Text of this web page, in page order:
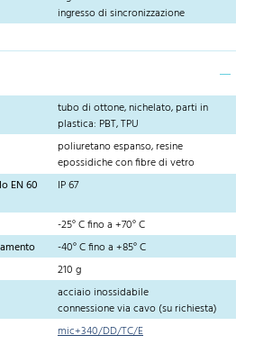
ingresso di sincronizzazione
tubo di ottone, nichelato, parti in
plastica: PBT, TPU
poliuretano espanso, resine
epossidiche con fibre di vetro
EN 60
IP 67
-25° C fino a +70° C
-40° C fino a +85° C
210 g
acciaio inossidabile
connessione via cavo (su richiesta)
mic+340/DD/TC/E